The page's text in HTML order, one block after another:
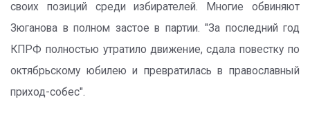
своих позиций среди избирателей. Многие обвиняют
Зюганова в полном застое в партии. "За последний год
КПРФ полностью утратило движение, сдала повестку по
октябрьскому юбилею и превратилась в православный
приход-собес".